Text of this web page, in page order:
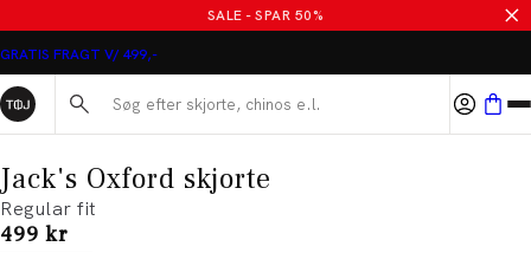
SALE - SPAR 50%
GRATIS FRAGT V/ 499,-
Søg her...
Jack's Oxford skjorte
Regular fit
I alt (inkl. rabat)
499 kr